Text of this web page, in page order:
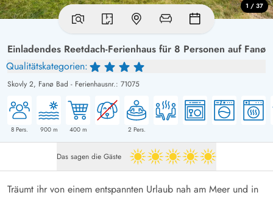
Einladendes Reetdach-Ferienhaus für 8 Personen auf Fanø
Qualitätskategorien:
Skovly 2, Fanø Bad - Ferienhausnr.: 71075
8 Pers. 900m 400m 2 Pers.
1 / 37
Das sagen die Gäste 5 von 5
Träumt ihr von einem entspannten Urlaub nah am Meer und in